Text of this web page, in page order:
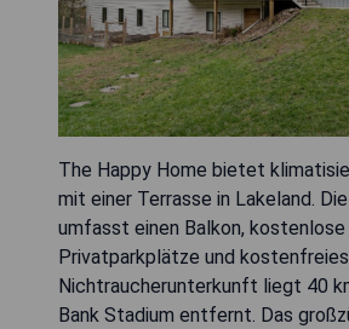
The Happy Home bietet
mit einer Terrasse in Lakeland.
umfasst einen Balkon, kostenlose
Privatparkplätze und
Nichtraucherunterkunft liegt 40
Bank Stadium entfernt. Das